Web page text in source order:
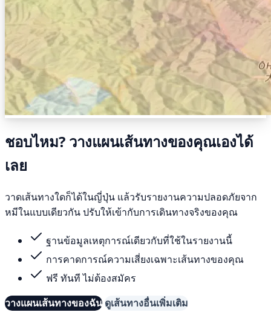
ชอบไหม? วางแผนเส้นทางของคุณเองได้
เลย
วาดเส้นทางใดก็ได้ในญี่ปุ่น แล้วรับรายงานความปลอดภัยจาก
หมีในแบบเดียวกัน ปรับให้เข้ากับการเดินทางจริงของคุณ
ฐานข้อมูลเหตุการณ์เดียวกับที่ใช้ในรายงานนี้
การคาดการณ์ความเสี่ยงเฉพาะเส้นทางของคุณ
ฟรี ทันที ไม่ต้องสมัคร
วางแผนเส้นทางของฉัน ดูเส้นทางอื่นเพิ่มเติม